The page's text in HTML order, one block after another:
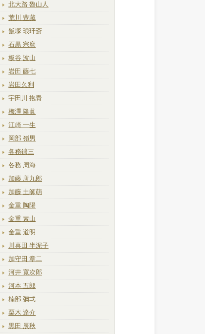
北大路 魯山人
荒川 豊藏
飯塚 琅玕斎
石黒 宗麿
板谷 波山
岩田 藤七
岩田久利
宇田川 抱青
梅澤 隆眞
江崎 一生
岡部 嶺男
各務鑛三
各務 周海
加藤 唐九郎
加藤 土師萌
金重 陶陽
金重 素山
金重 道明
川喜田 半泥子
加守田 章二
河井 寛次郎
河本 五郎
楠部 彌弌
栗木 達介
黒田 辰秋